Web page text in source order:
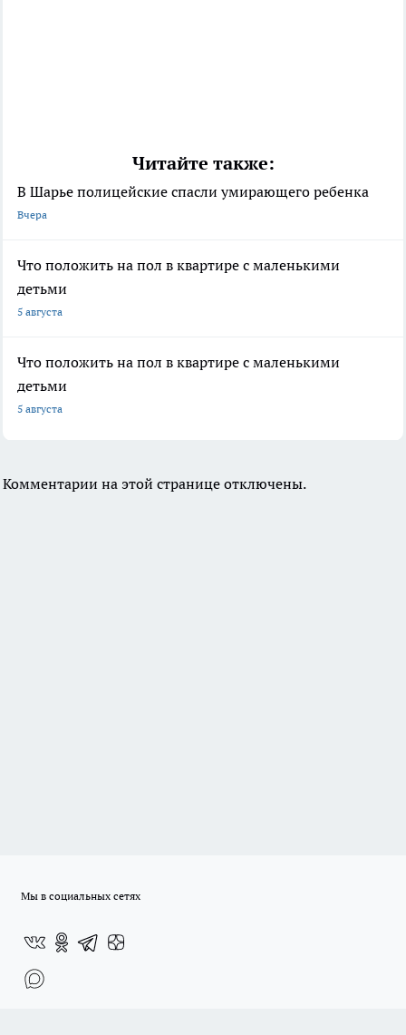
Читайте также:
В Шарье полицейские спасли умирающего ребенка
Вчера
Что положить на пол в квартире с маленькими
детьми
5 августа
Что положить на пол в квартире с маленькими
детьми
5 августа
Комментарии на этой странице отключены.
Мы в социальных сетях